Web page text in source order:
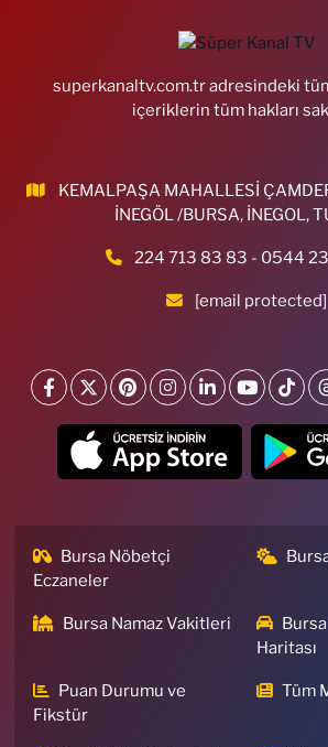
superkanaltv.com.tr adresindeki
içeriklerin tüm hakları
KEMALPAŞA MAHALLESİ
İNEGÖL /BURSA, İNEGOL,
224 713 83 83 - 0544
[email protected]
Bursa Nöbetçi
Eczaneler
Bursa Namaz Vakitleri
Haritası
Puan Durumu ve
Fikstür
Tüm